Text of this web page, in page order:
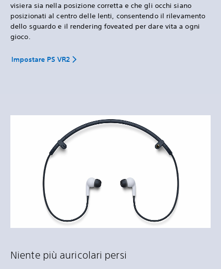
visiera sia nella posizione corretta e che gli occhi siano
posizionati al centro delle lenti, consentendo il rilevamento
dello sguardo e il rendering foveated per dare vita a ogni
gioco.
Impostare PS VR2
Niente più auricolari persi